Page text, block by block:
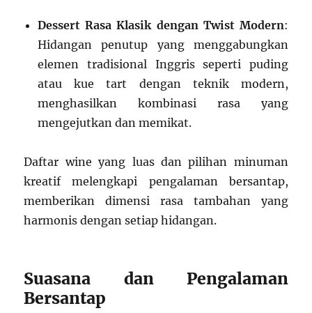
Dessert Rasa Klasik dengan Twist Modern:
Hidangan penutup yang menggabungkan
elemen tradisional Inggris seperti puding
atau kue tart dengan teknik modern,
menghasilkan kombinasi rasa yang
mengejutkan dan memikat.
Daftar wine yang luas dan pilihan minuman
kreatif melengkapi pengalaman bersantap,
memberikan dimensi rasa tambahan yang
harmonis dengan setiap hidangan.
Suasana dan Pengalaman
Bersantap